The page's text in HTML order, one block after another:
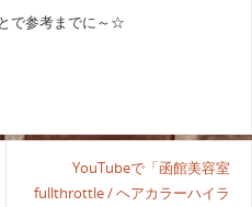
で参考までに～☆
YouTubeで「函館美容室
fullthrottle / ヘアカラーハイラ